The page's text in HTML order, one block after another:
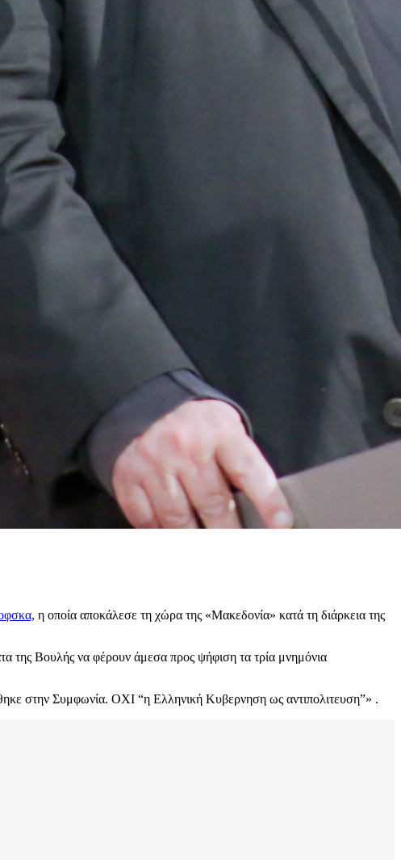
η οποία αποκάλεσε τη χώρα της «Μακεδονία» κατά τη διάρκεια της
της Βουλής να φέρουν άμεσα προς ψήφιση τα τρία μνημόνια
στην Συμφωνία. ΟΧΙ “η Ελληνική Κυβερνηση ως αντιπολιτευση”» .